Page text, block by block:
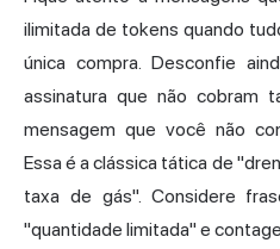
ilimitada de tokens quando
única compra. Desconfie
assinatura que não cobram
mensagem que você não
Essa é a clássica tática de
taxa de gás". Considere
"quantidade limitada" e